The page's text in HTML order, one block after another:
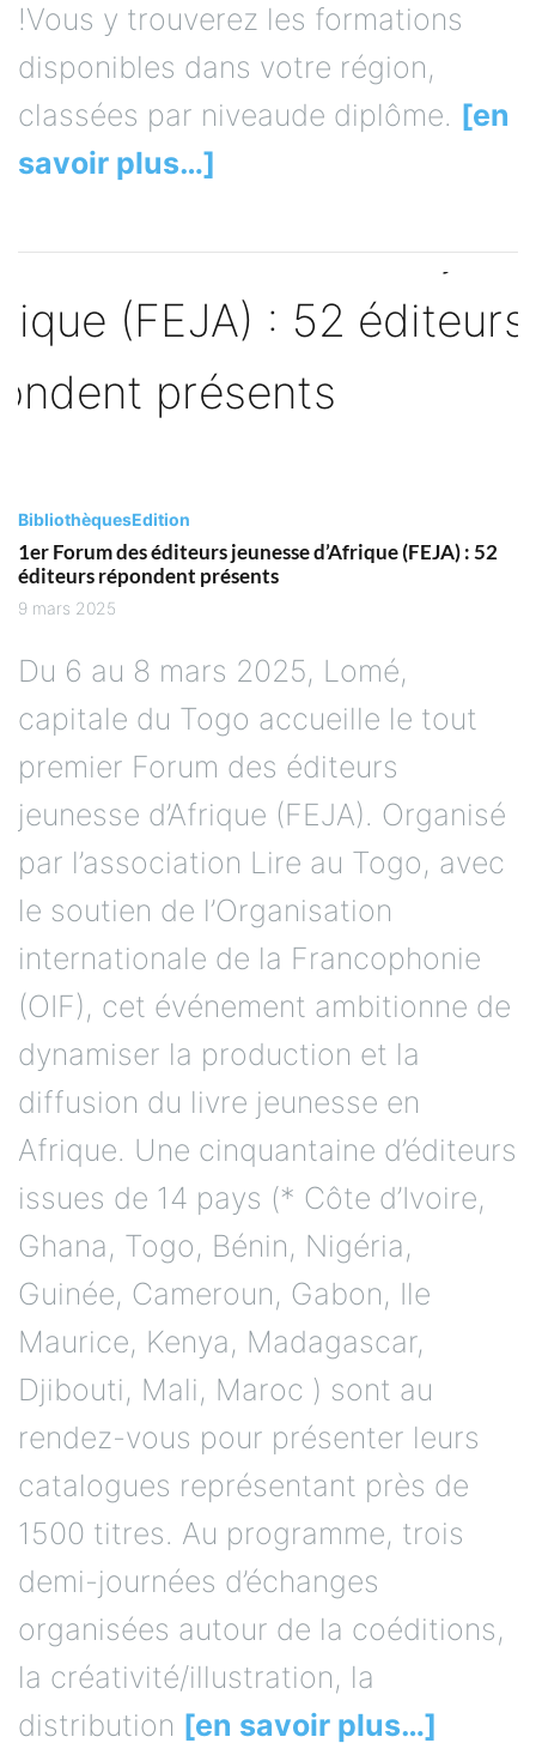
!Vous y trouverez les formations
disponibles dans votre région,
classées par niveaude diplôme. [en
savoir plus…]
BibliothèquesEdition
1er Forum des éditeurs jeunesse d’Afrique (FEJA) : 52
éditeurs répondent présents
9 mars 2025
Du 6 au 8 mars 2025, Lomé,
capitale du Togo accueille le tout
premier Forum des éditeurs
jeunesse d’Afrique (FEJA). Organisé
par l’association Lire au Togo, avec
le soutien de l’Organisation
internationale de la Francophonie
(OIF), cet événement ambitionne de
dynamiser la production et la
diffusion du livre jeunesse en
Afrique. Une cinquantaine d’éditeurs
issues de 14 pays (* Côte d’Ivoire,
Ghana, Togo, Bénin, Nigéria,
Guinée, Cameroun, Gabon, Ile
Maurice, Kenya, Madagascar,
Djibouti, Mali, Maroc ) sont au
rendez-vous pour présenter leurs
catalogues représentant près de
1500 titres. Au programme, trois
demi-journées d’échanges
organisées autour de la coéditions,
la créativité/illustration, la
distribution [en savoir plus…]